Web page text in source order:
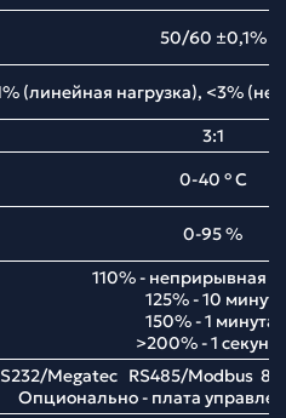
50/60 ±0,1%
(линейная нагрузка), <3%
3:1
0-40 ° С
0-95 %
110% - неприрывная
125% - 10 минут;
150% - 1 минута;
>200% - 1
Megatec RS485/Modbus 8
Опционально - плата